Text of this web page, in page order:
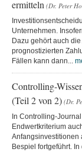
ermitteln (Dr. Peter
Unternehmen.
Dazu gehört auch
prognostizierten
Fällen kann dann...
Controlling-
(Teil 2 von 2) (Dr.
In Controlling-
Endwertkriterium
Anfangsinvestitionen
Bespiel fortgeführt.